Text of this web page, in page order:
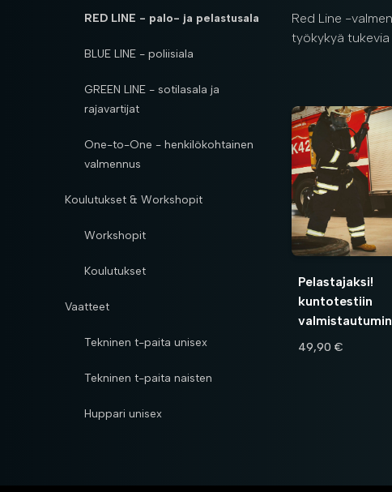
RED LINE - palo- ja pelastusala
BLUE LINE - poliisiala
GREEN LINE - sotilasala ja
rajavartijat
One-to-One - henkilökohtainen
valmennus
Koulutukset & Workshopit
Workshopit
Koulutukset
Vaatteet
Tekninen t-paita unisex
Tekninen t-paita naisten
Huppari unisex
Red Line -
työkykyä tukevia
Pelastajaksi!
kuntotestiin
49,90 €